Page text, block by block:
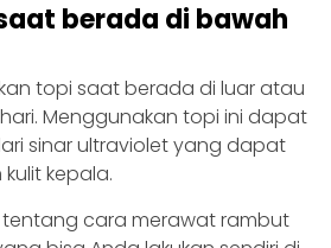
berada di bawah
topi saat berada di luar atau
Menggunakan topi ini dapat
sinar ultraviolet yang dapat
kepala.
tentang cara merawat rambut